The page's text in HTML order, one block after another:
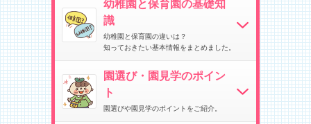
幼稚園と保育園の基礎知
識
幼稚園と保育園の違いは？
知っておきたい基本情報をまとめました。
園選び・園見学のポイン
ト
園選びや園見学のポイントをご紹介。